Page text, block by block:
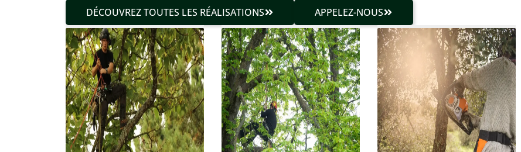
DÉCOUVREZ TOUTES LES RÉALISATIONS APPELEZ-NOUS
précise malgré des
conditions compliquées. Le
résultat est exactement
conforme à mes attentes.
propre et parfaitement
maîtrisée. Résultat
impeccable.